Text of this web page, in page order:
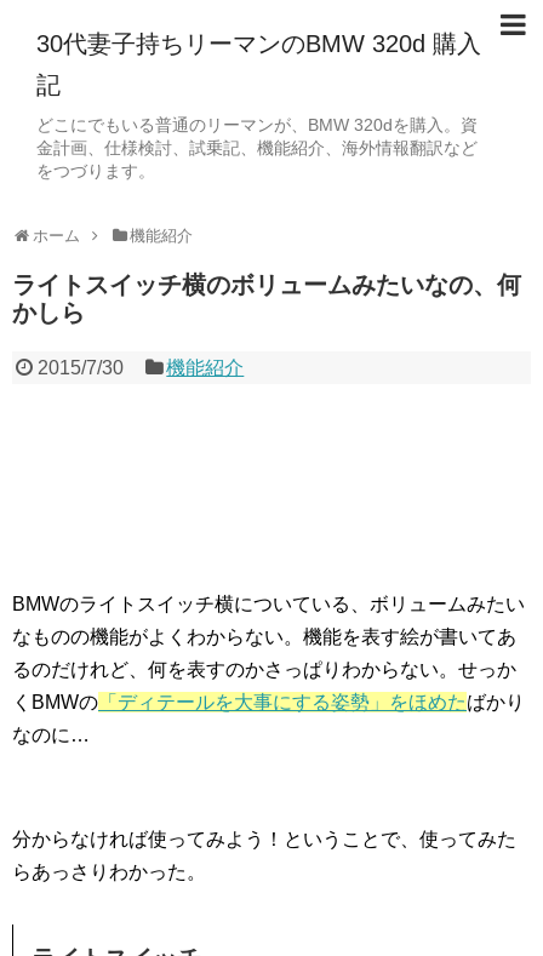
30代妻子持ちリーマンのBMW 320d 購入
記
どこにでもいる普通のリーマンが、BMW 320dを購入。資
金計画、仕様検討、試乗記、機能紹介、海外情報翻訳など
をつづります。
ホーム 機能紹介
ライトスイッチ横のボリュームみたいなの、何
かしら
2015/7/30 機能紹介
BMWのライトスイッチ横についている、ボリュームみたい
なものの機能がよくわからない。機能を表す絵が書いてあ
るのだけれど、何を表すのかさっぱりわからない。せっか
くBMWの 「ディテールを大事にする姿勢」をほめたばかり
なのに…
分からなければ使ってみよう！ということで、使ってみた
らあっさりわかった。